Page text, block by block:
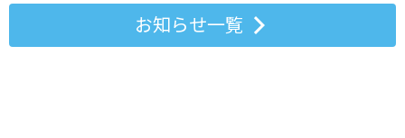
お知らせ一覧